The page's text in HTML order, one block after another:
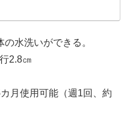
水洗いができる。
2.8㎝
月使用可能（週1回、約